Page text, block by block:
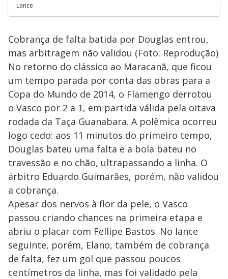
Lance
Cobrança de falta batida por Douglas entrou,
mas arbitragem não validou (Foto: Reprodução)
No retorno do clássico ao Maracanã, que ficou
um tempo parada por conta das obras para a
Copa do Mundo de 2014, o Flamengo derrotou
o Vasco por 2 a 1, em partida válida pela oitava
rodada da Taça Guanabara. A polêmica ocorreu
logo cedo: aos 11 minutos do primeiro tempo,
Douglas bateu uma falta e a bola bateu no
travessão e no chão, ultrapassando a linha. O
árbitro Eduardo Guimarães, porém, não validou
a cobrança.
Apesar dos nervos à flor da pele, o Vasco
passou criando chances na primeira etapa e
abriu o placar com Fellipe Bastos. No lance
seguinte, porém, Elano, também de cobrança
de falta, fez um gol que passou poucos
centímetros da linha, mas foi validado pela